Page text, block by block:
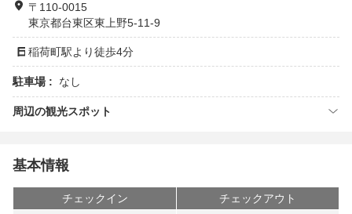
〒110-0015
東京都台東区東上野5-11-9
稲荷町駅より徒歩4分
駐車場 : なし
周辺の観光スポット
基本情報
チェックイン
チェックアウト